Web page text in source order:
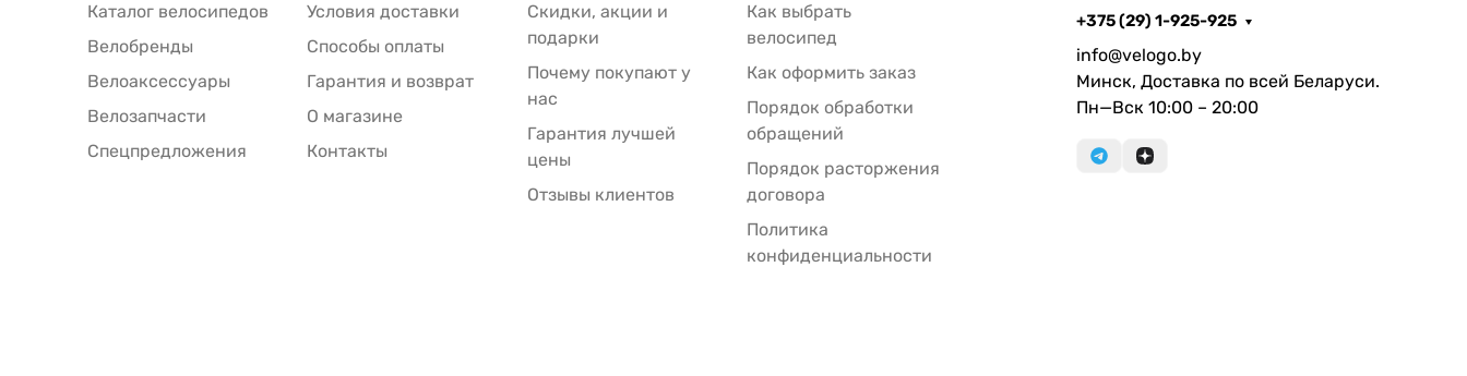
Каталог велосипедов
Велобренды
Велоаксессуары
Велозапчасти
Спецпредложения
Условия доставки
Способы оплаты
Гарантия и возврат
О магазине
Контакты
Скидки, акции и
подарки
Почему покупают у
нас
Гарантия лучшей
цены
Отзывы клиентов
Как выбрать
велосипед
Как оформить заказ
Порядок обработки
обращений
Порядок расторжения
договора
Политика
конфиденциальности
+375 (29) 1-925-925
info@velogo.by
Минск, Доставка по всей Беларуси.
Пн—Вск 10:00 – 20:00